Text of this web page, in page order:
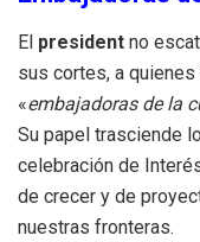
El president no
sus cortes, a
«embajadoras de la
Su papel trasciende
celebración de
de crecer y de
nuestras fronteras.